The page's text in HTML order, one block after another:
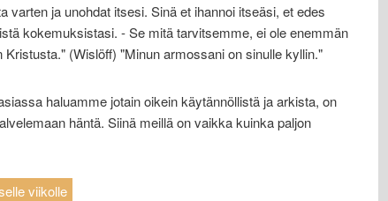
varten ja unohdat itsesi. Sinä et ihannoi itseäsi, et edes
kokemuksistasi. - Se mitä tarvitsemme, ei ole enemmän
(Wislöff) "Minun armossani on sinulle kyllin."
haluamme jotain oikein käytännöllistä ja arkista, on
häntä. Siinä meillä on vaikka kuinka paljon
viikolle